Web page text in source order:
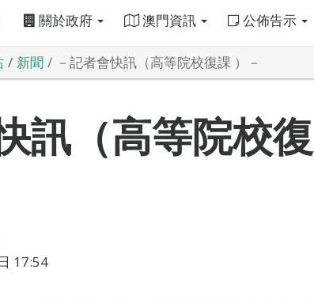
關於政府 澳門資訊 公佈告示
新聞 －記者會快訊（高等院校復課 ）－
訊（高等院校復
17:54